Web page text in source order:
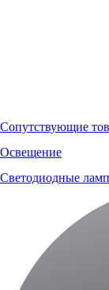
Сопутствующие
Освещение
Светодиодные